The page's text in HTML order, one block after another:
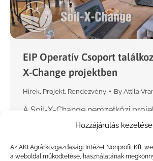
Hozzájárulás kezelése
Az AKI Agrárközgazdasági Intézet Nonprofit Kft.
a weboldal működtetése, használatának
EIP Operatív Csoport
X-Change projektben
Hírek Projekt Rendezvény By Attila
A Soil-X-Change nemzetközi
KAP-hálózattal közösen
Európai Innovációs Partnerség